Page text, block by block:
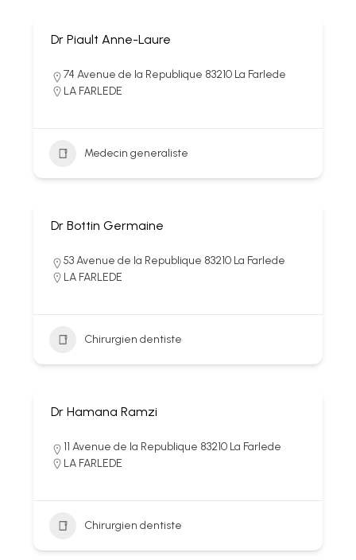
Dr Piault Anne-Laure
74 Avenue de la Republique 83210 La Farlede
LA FARLEDE
Medecin generaliste
Dr Bottin Germaine
53 Avenue de la Republique 83210 La Farlede
LA FARLEDE
Chirurgien dentiste
Dr Hamana Ramzi
11 Avenue de la Republique 83210 La Farlede
LA FARLEDE
Chirurgien dentiste